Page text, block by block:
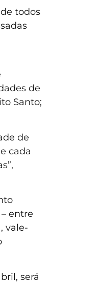
todos
de
Santo;
de
cada
entre
vale-
será